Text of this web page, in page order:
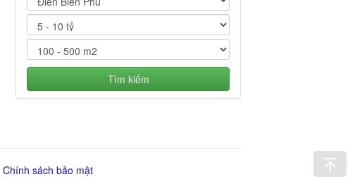
Tìm kiếm
Chính sách bảo mật